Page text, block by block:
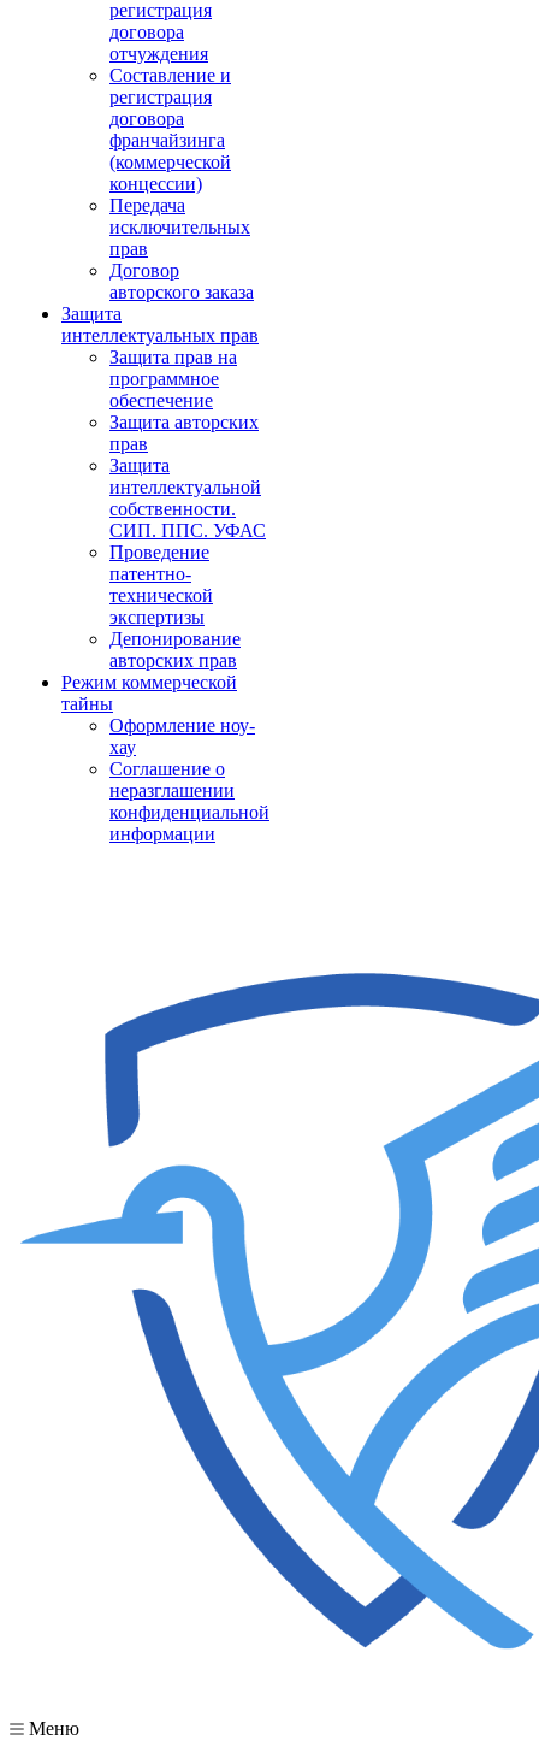
регистрация
договора
отчуждения
Составление и
регистрация
договора
франчайзинга
(коммерческой
концессии)
Передача
исключительных
прав
Договор
авторского заказа
Защита
интеллектуальных прав
Защита прав на
программное
обеспечение
Защита авторских
прав
Защита
интеллектуальной
собственности.
СИП. ППС. УФАС
Проведение
патентно-
технической
экспертизы
Депонирование
авторских прав
Режим коммерческой
тайны
Оформление ноу-
хау
Соглашение о
неразглашении
конфиденциальной
информации
Меню